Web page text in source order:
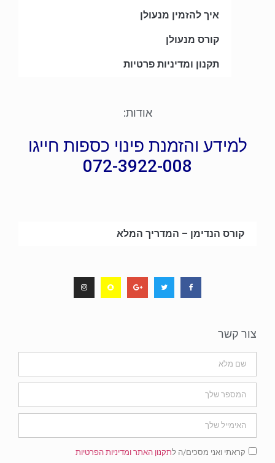
איך להזמין מנעולן
קורס מנעולן
תקנון ומדיניות פרטיות
אודות:
למידע והזמנת פינוי כספות חייגו
072-3922-008
קורס הנדימן – המדריך המלא
צור קשר
קראתי ואני מסכים/ה לתקנון האתר ומדיניות הפרטיות